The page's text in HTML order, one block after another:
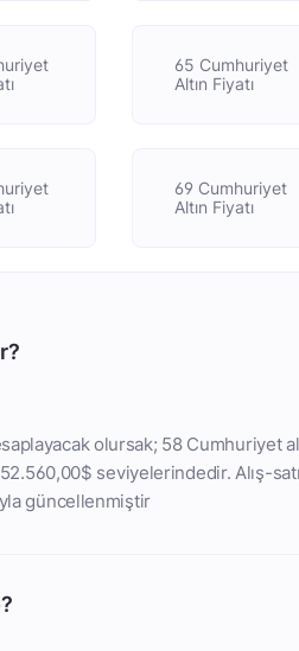
65 Cumhuriyet
Altın Fiyatı
69 Cumhuriyet
Altın Fiyatı
olursak; 58 Cumhuriyet
seviyelerindedir. Alış-
güncellenmiştir